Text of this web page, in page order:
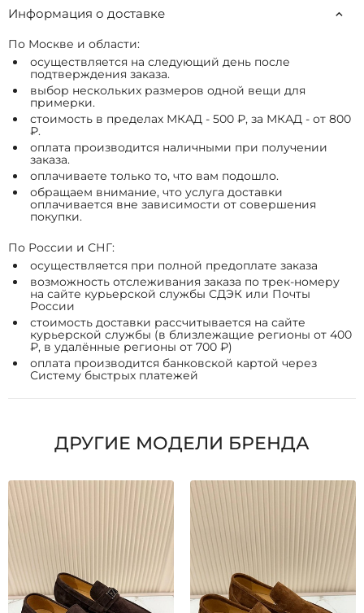
Информация о доставке
По Москве и области:
осуществляется на следующий день после
подтверждения заказа.
выбор нескольких размеров одной вещи для
примерки.
стоимость в пределах МКАД - 500 ₽, за МКАД - от 800
₽.
оплата производится наличными при получении
заказа.
оплачиваете только то, что вам подошло.
обращаем внимание, что услуга доставки
оплачивается вне зависимости от совершения
покупки.
По России и СНГ:
осуществляется при полной предоплате заказа
возможность отслеживания заказа по трек-номеру
на сайте курьерской службы СДЭК или Почты
России
стоимость доставки рассчитывается на сайте
курьерской службы (в близлежащие регионы от 400
₽, в удалённые регионы от 700 ₽)
оплата производится банковской картой через
Систему быстрых платежей
ДРУГИЕ МОДЕЛИ БРЕНДА